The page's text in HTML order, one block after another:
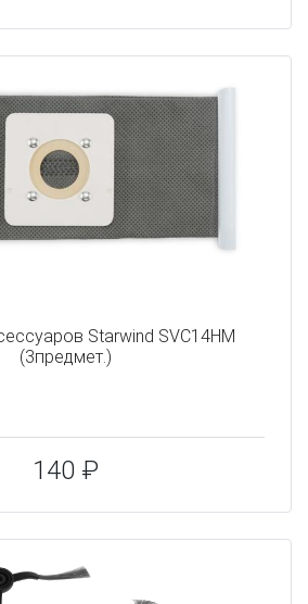
Starwind SVC14HM
(3предмет.)
140 ₽